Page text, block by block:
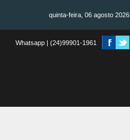
quinta-feira, 06 agosto 2026
Whatsapp | (24)99901-1961